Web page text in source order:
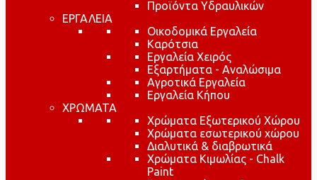
Προϊόντα Υδραυλικών
ΕΡΓΑΛΕΙΑ
Οικοδομικά Εργαλεία
Καρότσια
Εργαλεία Χειρός
Εξαρτήματα - Αναλώσιμα
Αγροτικά Εργαλεία
Εργαλεία Κήπου
ΧΡΩΜΑΤΑ
Χρώματα Εξωτερικού Χώρου
Χρώματα εσωτερικού χώρου
Διαλυτικά & διαβρωτικά
Χρώματα Κιμωλίας - Chalk
Paint